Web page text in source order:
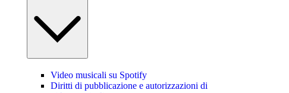
Video musicali su Spotify
Diritti di pubblicazione e autorizzazioni di